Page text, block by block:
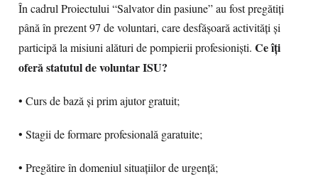
În cadrul Proiectului “Salvator din pasiune” au fost pregătiți
până în prezent 97 de voluntari, care desfășoară activități și
participă la misiuni alături de pompierii profesioniști. Ce îţi
oferă statutul de voluntar ISU?
• Curs de bază şi prim ajutor gratuit;
• Stagii de formare profesională garatuite;
• Pregătire în domeniul situațiilor de urgență;